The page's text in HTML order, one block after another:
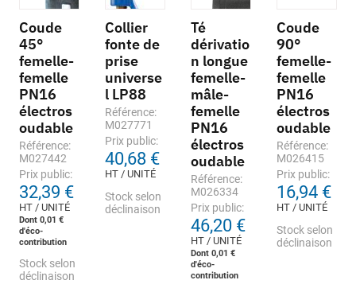
Coude
45°
femelle-
femelle
PN16
électros
oudable
Référence:
M027442
Prix public:
32,39 €
HT / UNITÉ
Dont 0,01 €
d'éco-
contribution
Stock selon
déclinaison
Collier
fonte de
prise
universe
l LP88
Référence:
M027771
Prix public:
40,68 €
HT / UNITÉ
Stock selon
déclinaison
Té
dérivatio
n longue
femelle-
mâle-
femelle
PN16
électros
oudable
Référence:
M026334
Prix public:
46,20 €
HT / UNITÉ
Dont 0,01 €
d'éco-
contribution
Coude
90°
femelle-
femelle
PN16
électros
oudable
Référence:
M026415
Prix public:
16,94 €
HT / UNITÉ
Stock selon
déclinaison